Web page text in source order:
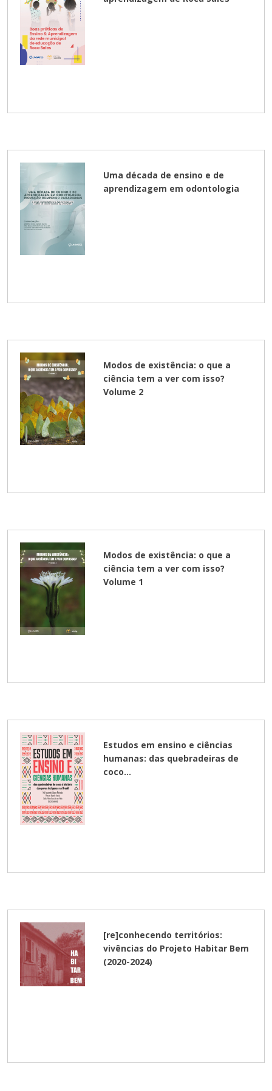
de Idiomas
Médicas
Conosco
& Você - Comunidade
Gustavo Adolfo
Uma década de ensino e de
aprendizagem em odontologia
Modos de existência: o que a
ciência tem a ver com isso?
Volume 2
Modos de existência: o que a
ciência tem a ver com isso?
Volume 1
Estudos em ensino e ciências
humanas: das quebradeiras de
coco...
[re]conhecendo territórios:
vivências do Projeto Habitar Bem
(2020-2024)